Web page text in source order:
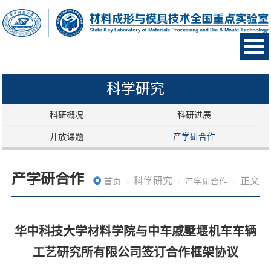
科学研究
科研概况 科研进展
开放课题 产学研合作
产学研合作 首页 - 科学研究 - 产学研合作 - 正文
华中科技大学材料学院与中车戚墅堰机车车辆
工艺研究所有限公司签订合作框架协议